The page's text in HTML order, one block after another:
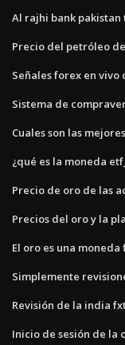
Al rajhi bank pakistan
Precio del petróleo
Señales forex en
Sistema de
Cuales son las
¿qué es la moneda etf_
Precio de oro de las
Precios del oro y la
El oro es una
Simplemente
Revisión de la india
Inicio de sesión de la